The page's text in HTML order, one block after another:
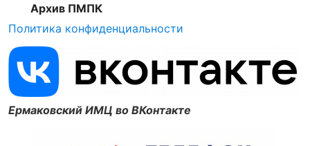
Архив ПМПК
Политика конфиденциальности
Ермаковский ИМЦ во ВКонтакте